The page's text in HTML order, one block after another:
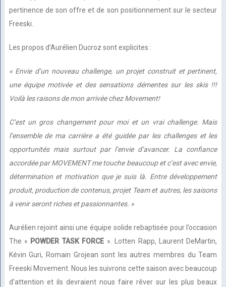
pertinence de son offre et de son positionnement sur le secteur
Freeski.
Les propos d’Aurélien Ducroz sont explicites :
« Envie d’un nouveau challenge, un projet construit et pertinent,
une équipe motivée et des sensations démentes sur les skis !!!
Voilà les raisons de mon arrivée chez Movement!
C’est un gros changement pour moi et un vrai challenge. Mais
l’ensemble de ma carrière a été guidée par les challenges et les
opportunités mais surtout par l’envie d’avancer. La confiance
accordée par MOVEMENT me touche beaucoup et c’est avec envie,
détermination et motivation que je suis là. Entre développement
produit, production de contenus, projet Team et autres, les saisons
à venir seront riches et passionnantes. »
Aurélien rejoint ainsi une équipe solide rebaptisée pour l’occasion
The « POWDER TASK FORCE ». Lotten Rapp, Laurent DeMartin,
Kévin Guri, Romain Grojean sont les autres membres du Team
Freeski Movement. Nous les suivrons cette saison avec beaucoup
d’attention et ils devraient nous faire rêver sur les plus beaux